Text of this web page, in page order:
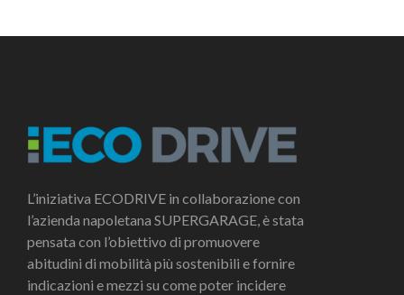
L’iniziativa ECODRIVE in collaborazione con
l’azienda napoletana SUPERGARAGE, è stata
pensata con l’obiettivo di promuovere
abitudini di mobilità più sostenibili e fornire
indicazioni e mezzi su come poter incidere